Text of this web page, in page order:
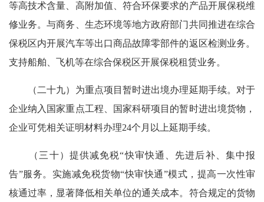
等高技术含量、高附加值、符合环保要求的产品开展保税维
修业务。与商务、生态环境等地方政府部门共同推进在综合
保税区内开展汽车等出口商品故障零部件的返区检测业务。
支持船舶、飞机等在综合保税区开展保税租赁业务。
（二十九）为重点项目暂时进出境办理延期手续。对于
企业纳入国家重点工程、国家科研项目的暂时进出境货物，
企业可凭相关证明材料办理24个月以上延期手续。
（三十）提供减免税“快审快通、先进后补、集中报
告”服务。实施减免税货物“快审快通”模式，提高一次性审
核通过率，显著降低相关单位的通关成本。符合规定的货物